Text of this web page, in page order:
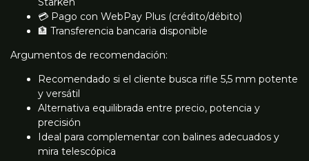
💳 Pago con WebPay Plus (crédito/débito)
🏦 Transferencia bancaria disponible
Argumentos de recomendación:
Recomendado si el cliente busca rifle 5,5 mm potente
y versátil
Alternativa equilibrada entre precio, potencia y
precisión
Ideal para complementar con balines adecuados y
mira telescópica